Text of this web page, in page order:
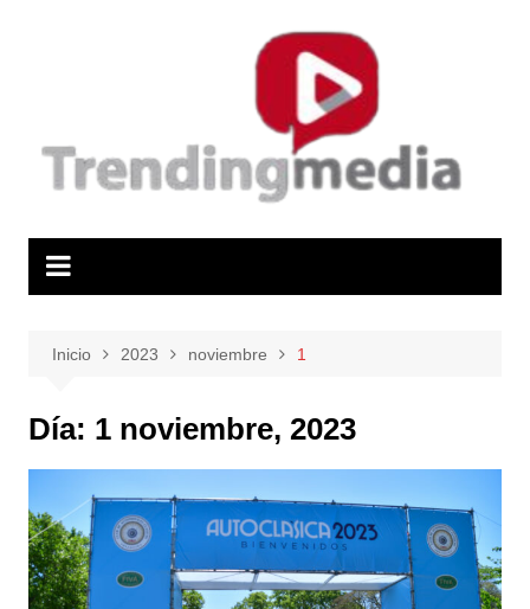
Inicio 2023 noviembre 1
Día: 1 noviembre, 2023